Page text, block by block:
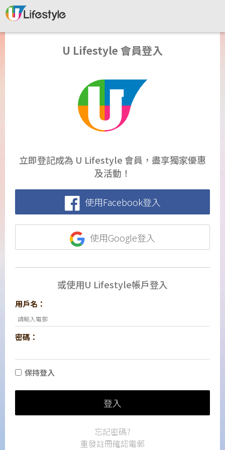
U Lifestyle 會員登入
立即登記成為 U Lifestyle 會員，盡享獨家優惠
及活動！
使用Facebook登入
使用Google登入
或使用U Lifestyle帳戶登入
用戶名：
密碼：
保持登入
登入
忘記密碼?
重發註冊確認電郵